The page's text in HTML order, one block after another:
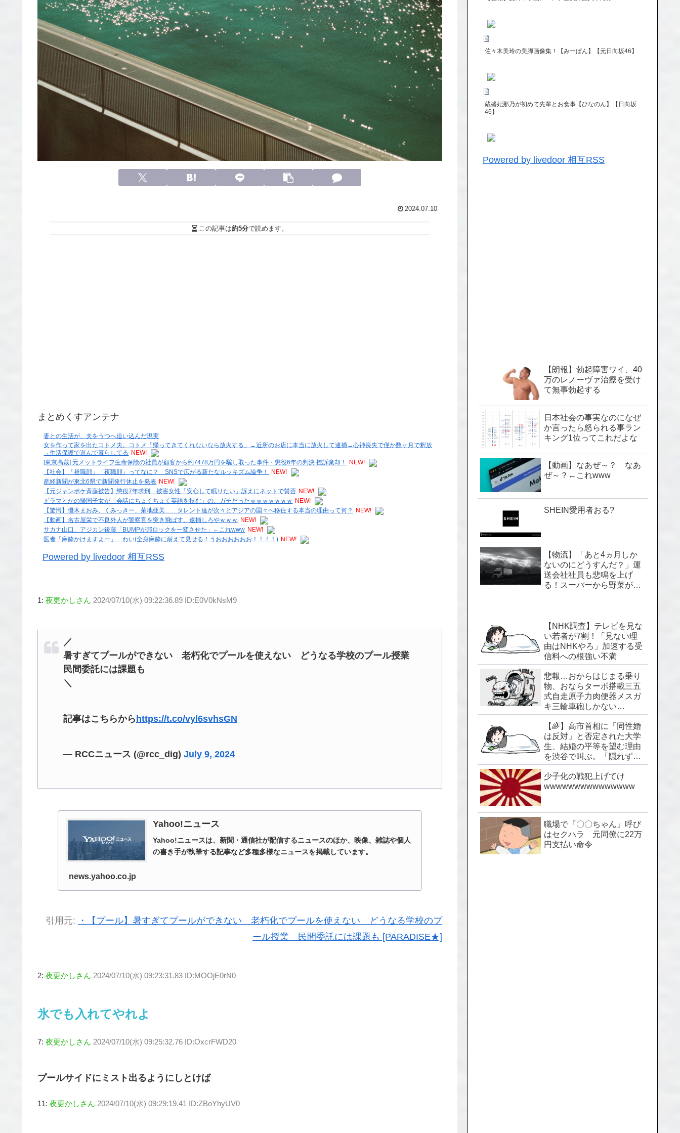
2024.07.10
この記事は約5分で読めます。
まとめくすアンテナ
妻との生活が、夫をうつへ追い込んだ現実
女を作って家を出たコトメ夫。コトメ「帰ってきてくれないなら放火する」→近所のお店に本当に放火して逮捕→心神喪失で僅か数ヶ月で釈放
→生活保護で遊んで暮らしてる NEW!
[東京高裁] 元メットライフ生命保険の社員が顧客から約7478万円を騙し取った事件・懲役6年の判決 控訴棄却！
NEW!
【社会】「昼職顔」「夜職顔」ってなに？ SNSで広がる新たなルッキズム論争！
NEW!
産経新聞が東北6県で新聞発行休止を発表 NEW!
【元ジャンポケ斉藤被告】懲役7年求刑 被害女性「安心して眠りたい」訴えにネットで賛否 NEW!
ドラマとかの帰国子女が「会話にちょくちょく英語を挟む」の、ガチだったｗｗｗｗｗｗｗ
NEW!
【驚愕】優木まおみ、くみっきー、菊地亜美……タレント達が次々とアジアの国々へ移住する本当の理由って何？
NEW!
【動画】名古屋栄で不良外人が警察官を突き飛ばす。逮捕しろやｗｗｗ
NEW!
サカナ山口、アジカン後藤「BUMPが邦ロックを一変させた」←これwww NEW!
医者「麻酔かけますよー」 わい(全身麻酔に耐えて見せる！うおおおおおお！！！！) NEW!
Powered by livedoor 相互RSS
1: 夜更かしさん 2024/07/10(水) 09:22:36.89 ID:E0V0kNsM9
／
暑すぎてプールができない 老朽化でプールを使えない どうなる学校のプール授業
民間委託には課題も
＼
記事はこちらからhttps://t.co/vyl6svhsGN
— RCCニュース (@rcc_dig) July 9, 2024
Yahoo!ニュース
Yahoo!ニュースは、新聞・通信社が配信するニュースのほか、映像、雑誌や個人
の書き手が執筆する記事など多種多様なニュースを掲載しています。
news.yahoo.co.jp
引用元:
・【プール】暑すぎてプールができない 老朽化でプールを使えない どうなる学校のプ
ール授業 民間委託には課題も [PARADISE★]
2: 夜更かしさん 2024/07/10(水) 09:23:31.83 ID:MOOjE0rN0
氷でも入れてやれよ
7: 夜更かしさん 2024/07/10(水) 09:25:32.76 ID:OxcrFWD20
プールサイドにミスト出るようにしとけば
11: 夜更かしさん 2024/07/10(水) 09:29:19.41 ID:ZBoYhyUV0
佐々木美玲の美脚画像集！【みーぱん】【元日向坂46】
蔵盛妃那乃が初めて先輩とお食事【ひなのん】【日向坂
46】
Powered by livedoor 相互RSS
【朗報】勃起障害ワイ、40
万のレノーヴァ治療を受け
て無事勃起する
日本社会の事実なのになぜ
か言ったら怒られる事ラン
キング1位ってこれだよな
【動画】なあぜ～？ なあ
ぜ～？←これwww
SHEIN愛用者おる?
【物流】「あと4ヵ月しか
ないのにどうすんだ？」運
送会社社員も悲鳴を上げ
る！スーパーから野菜が消
【NHK調査】テレビを見な
い若者が7割！「見ない理
由はNHKやろ」加速する受
信料への根強い不満
悲報…おからはじまる乗り
物、おならターボ搭載三五
式自走原子力肉便器メスガ
キ三輪車砲しかない…
【🌈】高市首相に「同性婚
は反対」と否定された大学
生、結婚の平等を望む理由
を渋谷で叫ぶ。「隠れずに
生きられる社会を」
少子化の戦犯上げてけ
wwwwwwwwwwwwwww
職場で『〇〇ちゃん』呼び
はセクハラ 元同僚に22万
円支払い命令